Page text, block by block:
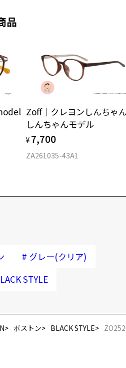
品
Zoff｜クレヨンしんち
しんちゃんモデル
¥ 7,700
ZA261035-43A1
# グレー(クリア)
STYLE
ボストン BLACK STYLE